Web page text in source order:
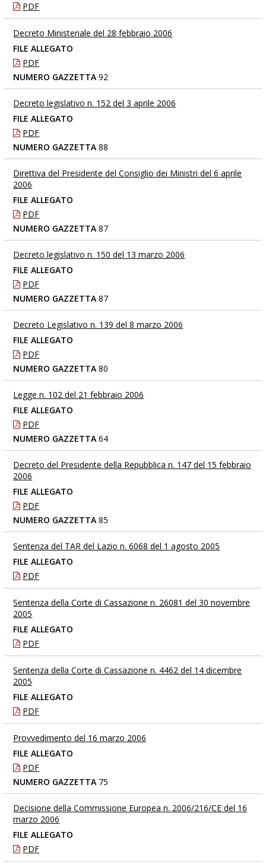
PDF
Decreto Ministeriale del 28 febbraio 2006
FILE ALLEGATO
PDF
NUMERO GAZZETTA 92
Decreto legislativo n. 152 del 3 aprile 2006
FILE ALLEGATO
PDF
NUMERO GAZZETTA 88
Direttiva del Presidente del Consiglio dei Ministri del 6 aprile
2006
FILE ALLEGATO
PDF
NUMERO GAZZETTA 87
Decreto legislativo n. 150 del 13 marzo 2006
FILE ALLEGATO
PDF
NUMERO GAZZETTA 87
Decreto Legislativo n. 139 del 8 marzo 2006
FILE ALLEGATO
PDF
NUMERO GAZZETTA 80
Legge n. 102 del 21 febbraio 2006
FILE ALLEGATO
PDF
NUMERO GAZZETTA 64
Decreto del Presidente della Repubblica n. 147 del 15 febbraio
2006
FILE ALLEGATO
PDF
NUMERO GAZZETTA 85
Sentenza del TAR del Lazio n. 6068 del 1 agosto 2005
FILE ALLEGATO
PDF
Sentenza della Corte di Cassazione n. 26081 del 30 novembre
2005
FILE ALLEGATO
PDF
Sentenza della Corte di Cassazione n. 4462 del 14 dicembre
2005
FILE ALLEGATO
PDF
Provvedimento del 16 marzo 2006
FILE ALLEGATO
PDF
NUMERO GAZZETTA 75
Decisione della Commissione Europea n. 2006/216/CE del 16
marzo 2006
FILE ALLEGATO
PDF